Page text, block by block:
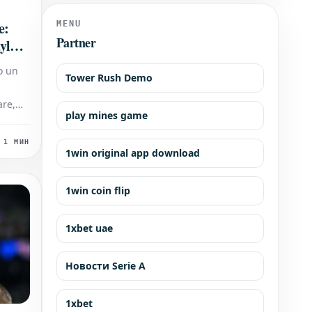
un
1 МИН
MENU
Partner
Tower Rush Demo
play mines game
1win original app download
1win coin flip
1xbet uae
Новости Serie A
1xbet